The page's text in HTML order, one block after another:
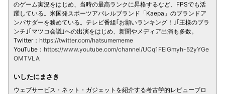
のゲーム実況をはじめ、当時の最高ランクに昇格するなど、FPSでも活
躍している。米国発スポーツアパレルブランド「Kaepa」のブランドア
ンバサダーを務めている。テレビ番組｢お願いランキング！｣｢王様のブラ
ンチ｣｢マツコ会議｣への出演をはじめ、新聞やメディア出演も多数。
Twitter： https://twitter.com/hatsumememe
YouTube： https://www.youtube.com/channel/UCq1FEiGmyh-52yYGe
OMTVLA
いしたにまさき
ウェブサービス・ネット・ガジェットを紹介する考古学的レビューブロ